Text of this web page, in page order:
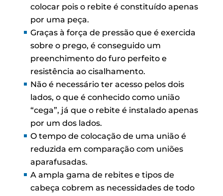
colocar pois o rebite é constituído apenas
por uma peça.
Graças à força de pressão que é exercida
sobre o prego, é conseguido um
preenchimento do furo perfeito e
resistência ao cisalhamento.
Não é necessário ter acesso pelos dois
lados, o que é conhecido como união
“cega”, já que o rebite é instalado apenas
por um dos lados.
O tempo de colocação de uma união é
reduzida em comparação com uniões
aparafusadas.
A ampla gama de rebites e tipos de
cabeça cobrem as necessidades de todo